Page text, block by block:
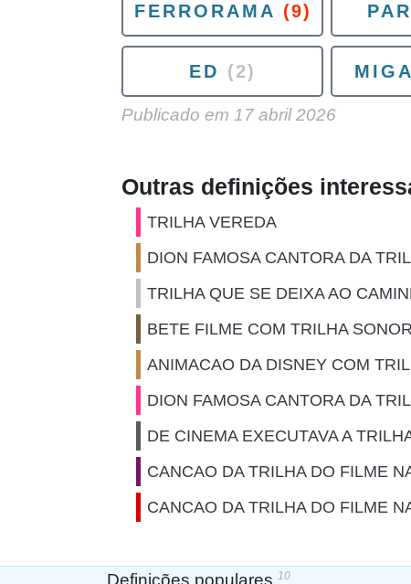
FERRORAMA (9)
ED (2)
Publicado em 17 abril 2026
Outras definições
TRILHA VEREDA
DION FAMOSA CANTORA DA
TRILHA QUE SE DEIXA AO
BETE FILME COM TRILHA
ANIMACAO DA DISNEY COM
DION FAMOSA CANTORA DA
DE CINEMA EXECUTAVA A
CANCAO DA TRILHA DO FILME
CANCAO DA TRILHA DO FILME
Definições populares 10